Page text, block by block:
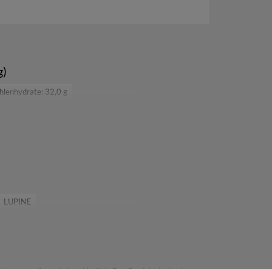
32,0 g
LUPINE